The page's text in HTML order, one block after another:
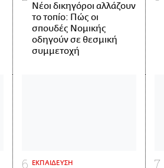
Νέοι δικηγόροι αλλάζουν
το τοπίο: Πώς οι
σπουδές Νομικής
οδηγούν σε θεσμική
συμμετοχή
ΕΚΠΑΙΔΕΥΣΗ